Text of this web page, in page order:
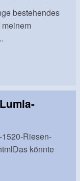
bestehendes
Riesen-
könnte